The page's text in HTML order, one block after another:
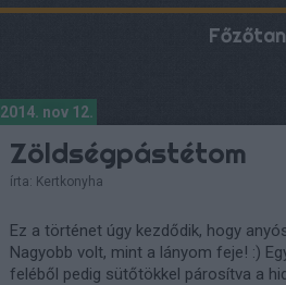
2014. nov 12.
Zöldségpástétom
írta: Kertkonyha
Ez a történet úgy kezdődik, hogy
Nagyobb volt, mint a lányom feje! :)
feléből pedig sütőtökkel párosítva a